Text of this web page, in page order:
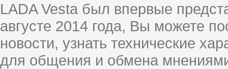
LADA Vesta был впервые
августе 2014 года, Вы можете
новости, узнать технические
для общения и обмена